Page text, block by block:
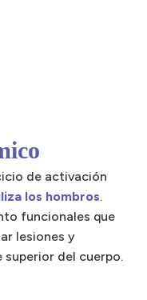
de activación
los hombros.
funcionales que
lesiones y
superior del cuerpo.